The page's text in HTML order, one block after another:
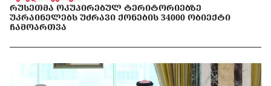
ᲠᲣᲡᲔᲗᲛᲐ ᲝᲙᲣᲞᲘᲠᲔᲑᲣᲚ ᲢᲔᲠᲘᲢᲝᲠᲘᲔᲑᲖᲔ
ᲣᲙᲠᲐᲘᲜᲔᲚᲔᲑᲡ ᲣᲫᲠᲐᲕᲘ ᲥᲝᲜᲔᲑᲘᲡ 34000 ᲝᲑᲘᲔᲥᲢᲘ
ᲩᲐᲛᲝᲐᲠᲗᲕᲐ